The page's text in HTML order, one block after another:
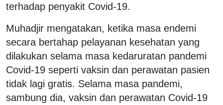
terhadap penyakit Covid-19.
Muhadjir mengatakan, ketika masa endemi
secara bertahap pelayanan kesehatan yang
dilakukan selama masa kedaruratan pandemi
Covid-19 seperti vaksin dan perawatan pasien
tidak lagi gratis. Selama masa pandemi,
sambung dia, vaksin dan perawatan Covid-19